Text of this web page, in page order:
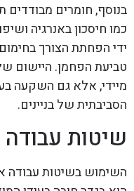
בנוסף, חומרים מבודדים
כמו חיסכון באנרגיה
ידי הפחתת הצורך
טביעת הפחמן. היישום
מיידי, אלא גם השקעה
הסביבתית של בניינים.
שיטות עבודה
השימוש בשיטות עבודה